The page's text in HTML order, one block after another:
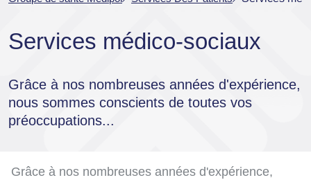
Services médico-sociaux
Grâce à nos nombreuses années d'expérience,
nous sommes conscients de toutes vos
préoccupations...
Grâce à nos nombreuses années d'expérience,